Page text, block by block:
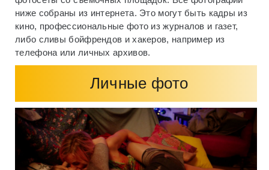
ниже собраны из интернета. Это могут быть кадры из
кино, профессиональные фото из журналов и газет,
либо сливы бойфрендов и хакеров, например из
телефона или личных архивов.
Личные фото